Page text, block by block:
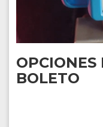
OPCIONES
BOLETO